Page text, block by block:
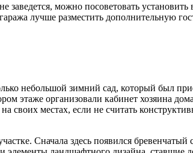
можно посоветовать
лучше разместить дополнительную
небольшой зимний сад, который был
этаже организовали кабинет хозяина
своих местах, если не считать
Сначала здесь появился